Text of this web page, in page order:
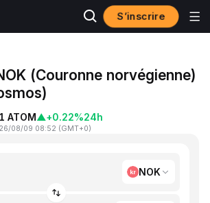
S’inscrire
(Couronne norvégienne)
ATOM▲+0.22%24h
08/09 08:52 (GMT+0)
NOK